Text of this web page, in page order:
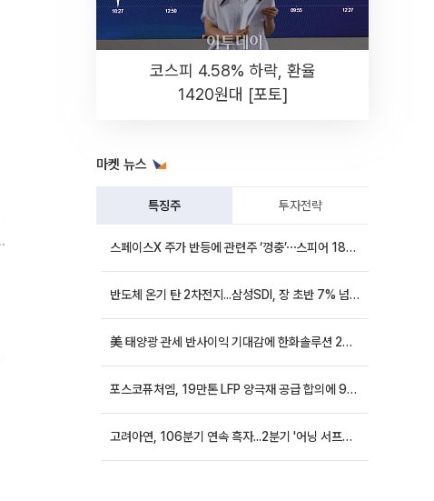
코스피 4.58% 하락, 환율
1420원대 [포토]
마켓 뉴스
특징주 투자전략
스페이스X 주가 반등에 관련주 ‘껑충’⋯스피어 18%ㆍ에이치브이엠 12%↑
반도체 온기 탄 2차전지...삼성SDI, 장 초반 7% 넘게 껑충
美 태양광 관세 반사이익 기대감에 한화솔루션 20%대·OCI홀딩스 14%대 급등
포스코퓨처엠, 19만톤 LFP 양극재 공급 합의에 9%대 강세
고려아연, 106분기 연속 흑자...2분기 '어닝 서프라이즈'에 장 초반 12%대 강세